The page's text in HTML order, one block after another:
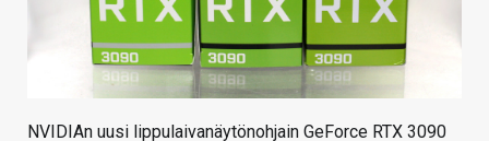
NVIDIAn uusi lippulaivanäytönohjain GeForce RTX 3090